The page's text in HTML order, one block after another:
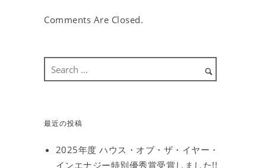
Comments Are Closed.
最近の投稿
2025年度 ハウス・オブ・ザ・イヤー・
インエナジー特別優秀賞受賞しました!!